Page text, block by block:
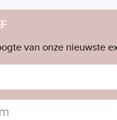
van onze nieuwste